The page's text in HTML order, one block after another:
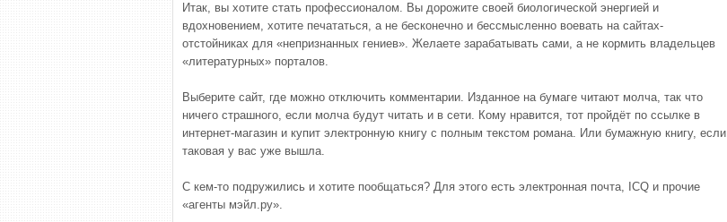
Итак, вы хотите стать профессионалом. Вы дорожите своей биологической энергией и
вдохновением, хотите печататься, а не бесконечно и бессмысленно воевать на сайтах-
отстойниках для «непризнанных гениев». Желаете зарабатывать сами, а не кормить владельцев
«литературных» порталов.
Выберите сайт, где можно отключить комментарии. Изданное на бумаге читают молча, так что
ничего страшного, если молча будут читать и в сети. Кому нравится, тот пройдёт по ссылке в
интернет-магазин и купит электронную книгу с полным текстом романа. Или бумажную книгу, если
таковая у вас уже вышла.
С кем-то подружились и хотите пообщаться? Для этого есть электронная почта, ICQ и прочие
«агенты мэйл.ру».